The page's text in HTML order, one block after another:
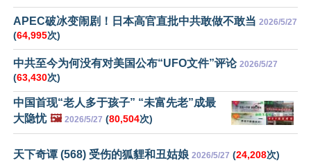
APEC破冰变闹剧！日本高官直批中共敢做不敢当 2026/5/27
(64,995次)
中共至今为何没有对美国公布“UFO文件”评论 2026/5/27
(63,430次)
中国首现“老人多于孩子” “未富先老”成最
大隐忧 🖼️ 2026/5/27 (80,504次)
天下奇谭 (568) 受伤的狐貍和丑姑娘 2026/5/27 (24,208次)